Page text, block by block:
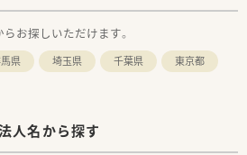
お探しいただけます。
県 埼玉県 千葉県
東京都
人名から探す